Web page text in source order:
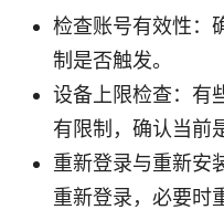
检查账号有效性：
制是否触发。
设备上限检查：有
有限制，确认当前
重新登录与重新安
重新登录，必要时